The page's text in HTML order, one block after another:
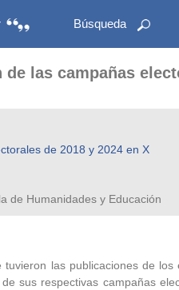
Búsqueda
las campañas
de 2018 y 2024 en X
de Humanidades y Educación
las publicaciones de
sus respectivas campañas